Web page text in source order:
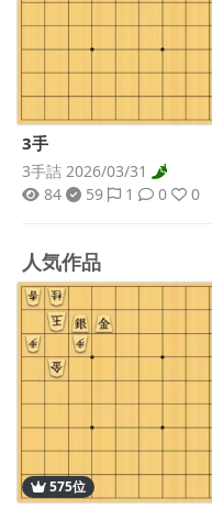
3手
3手詰 2026/03/31
84
59 1 0 0
人気作品
575位